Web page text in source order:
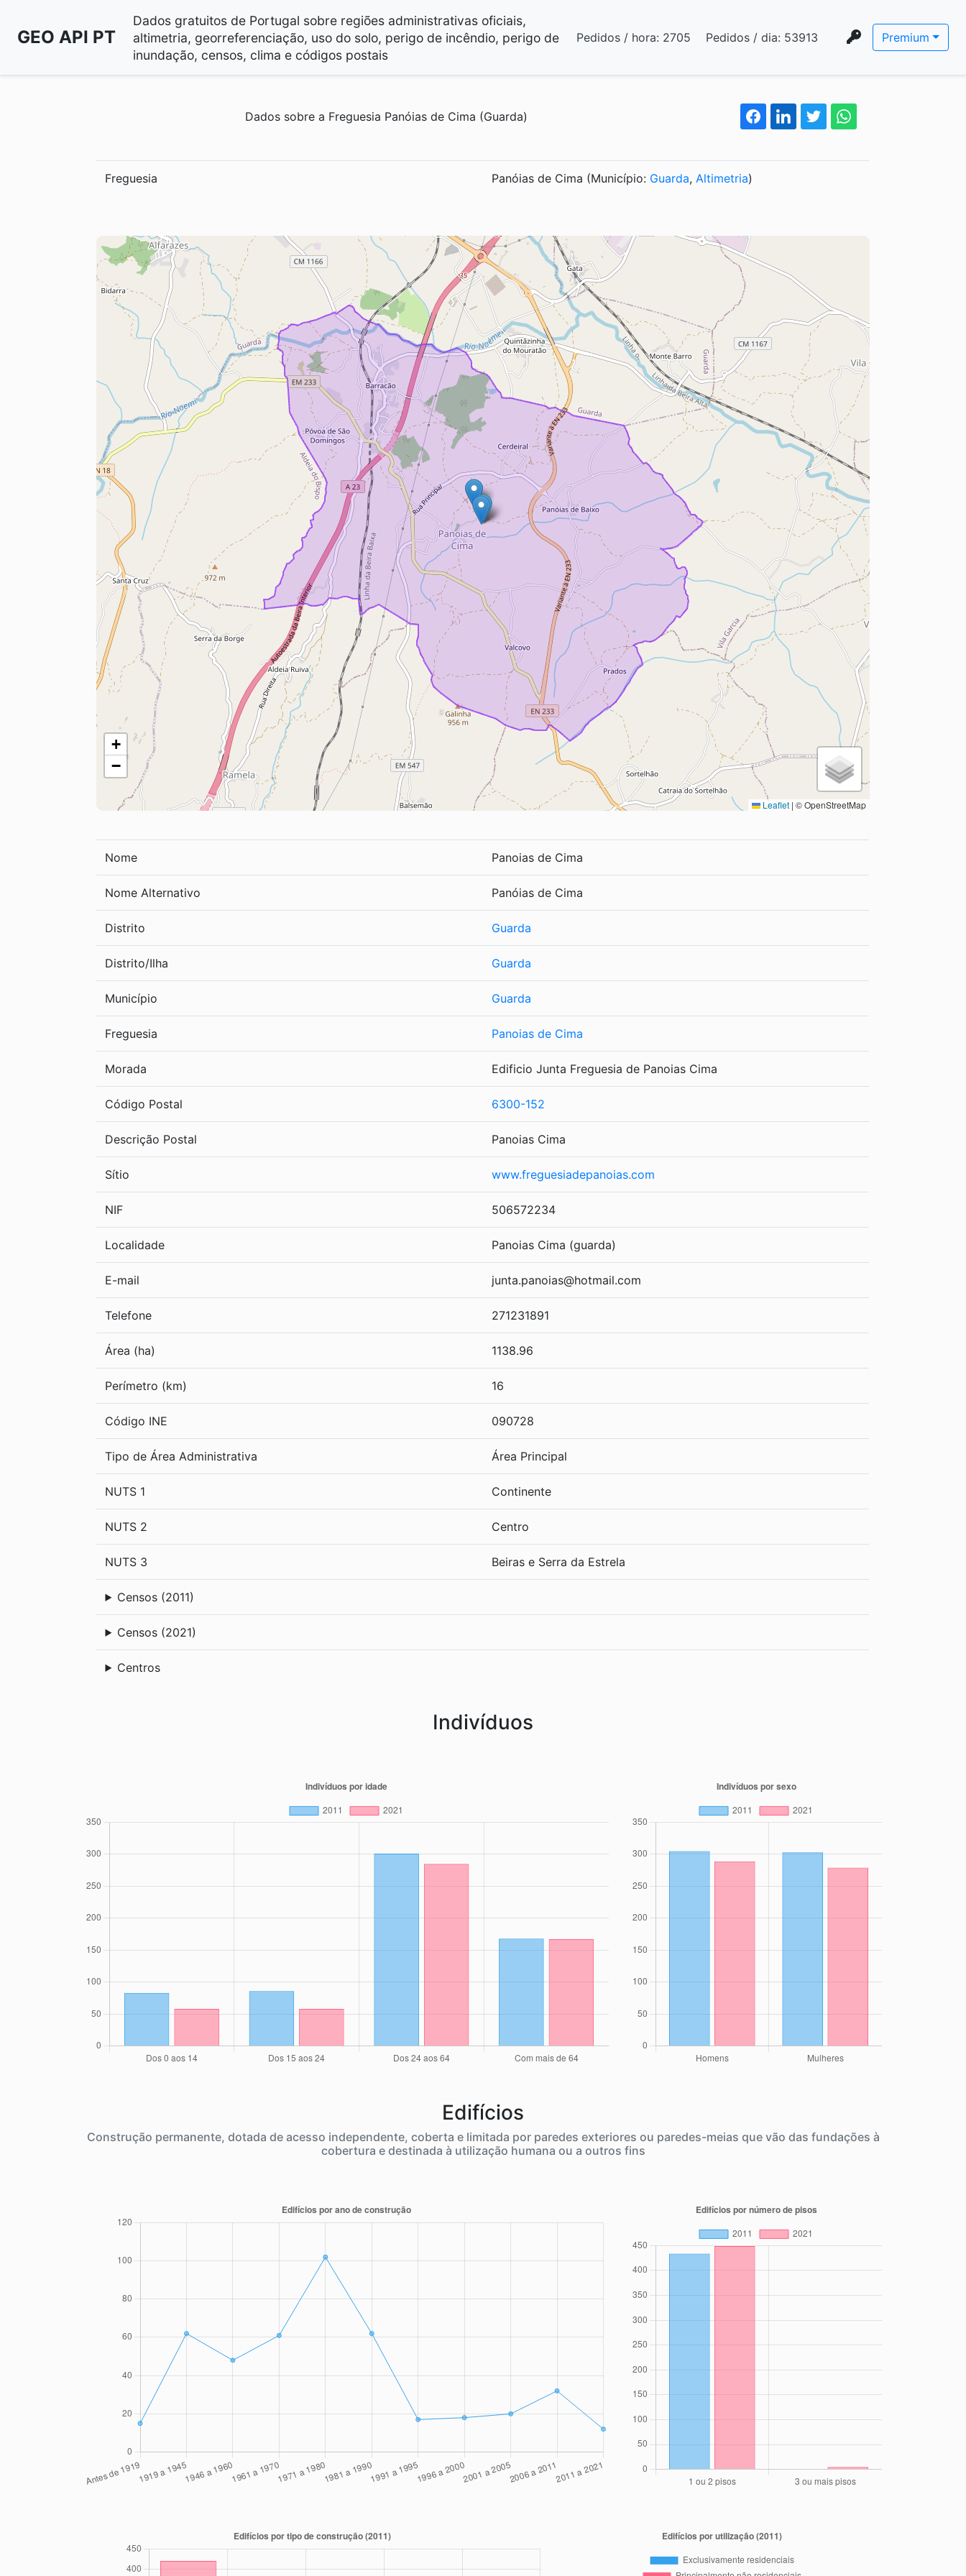
GEO API PT
Dados gratuitos de Portugal sobre regiões administrativas oficiais,
altimetria, georreferenciação, uso do solo, perigo de incêndio, perigo de
inundação, censos, clima e códigos postais
Pedidos / hora: 2705 Pedidos / dia: 53913 Premium
Dados sobre a Freguesia Panóias de Cima (Guarda)
Freguesia Panóias de Cima (Município: Guarda,Altimetria)
+
−
Leaflet | © OpenStreetMap
Nome Panoias de Cima
Nome Alternativo Panóias de Cima
Distrito Guarda
Distrito/Ilha Guarda
Município Guarda
Freguesia Panoias de Cima
Morada Edificio Junta Freguesia de Panoias Cima
Código Postal 6300-152
Descrição Postal Panoias Cima
Sítio www.freguesiadepanoias.com
NIF 506572234
Localidade Panoias Cima (guarda)
E-mail junta.panoias@hotmail.com
Telefone 271231891
Área (ha) 1138.96
Perímetro (km) 16
Código INE 090728
Tipo de Área Administrativa Área Principal
NUTS 1 Continente
NUTS 2 Centro
NUTS 3 Beiras e Serra da Estrela
Censos (2011)
Censos (2021)
Centros
Indivíduos
Edifícios
Construção permanente, dotada de acesso independente, coberta e limitada por paredes exteriores ou paredes-meias que vão das fundações à
cobertura e destinada à utilização humana ou a outros fins